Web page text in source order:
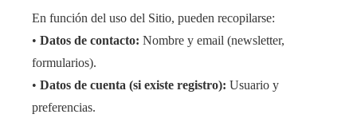
En función del uso del Sitio, pueden recopilarse:
• Datos de contacto: Nombre y email (newsletter,
formularios).
• Datos de cuenta (si existe registro): Usuario y
preferencias.